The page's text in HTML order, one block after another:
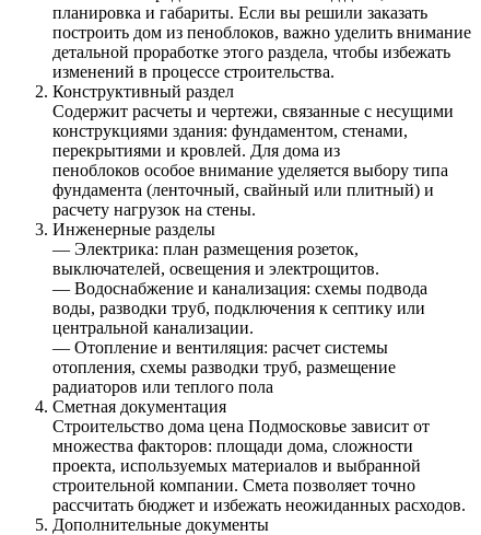
планировка и габариты. Если вы решили заказать
построить дом из пеноблоков, важно уделить внимание
детальной проработке этого раздела, чтобы избежать
изменений в процессе строительства.
Конструктивный раздел
Содержит расчеты и чертежи, связанные с несущими
конструкциями здания: фундаментом, стенами,
перекрытиями и кровлей. Для дома из
пеноблоков особое внимание уделяется выбору типа
фундамента (ленточный, свайный или плитный) и
расчету нагрузок на стены.
Инженерные разделы
— Электрика: план размещения розеток,
выключателей, освещения и электрощитов.
— Водоснабжение и канализация: схемы подвода
воды, разводки труб, подключения к септику или
центральной канализации.
— Отопление и вентиляция: расчет системы
отопления, схемы разводки труб, размещение
радиаторов или теплого пола
Сметная документация
Строительство дома цена Подмосковье зависит от
множества факторов: площади дома, сложности
проекта, используемых материалов и выбранной
строительной компании. Смета позволяет точно
рассчитать бюджет и избежать неожиданных расходов.
Дополнительные документы